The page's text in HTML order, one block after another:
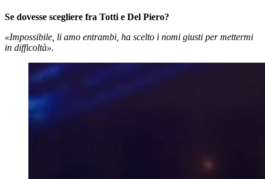
Se dovesse scegliere fra Totti e Del Piero?
«Impossibile, li amo entrambi, ha scelto i nomi giusti per mettermi
in difficoltà».